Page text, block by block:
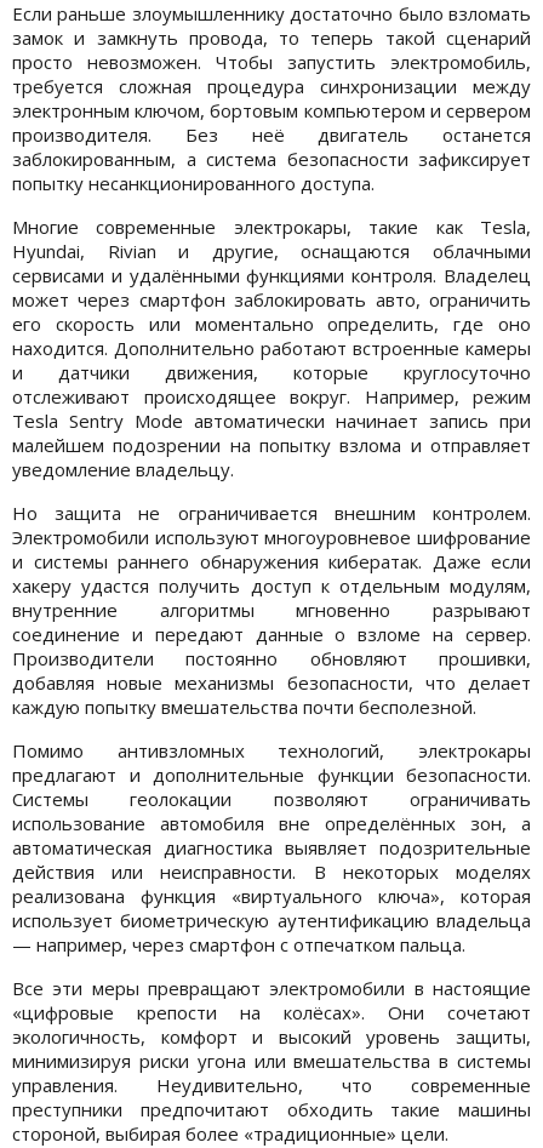
Если раньше злоумышленнику достаточно было взломать
замок и замкнуть провода, то теперь такой сценарий
просто невозможен. Чтобы запустить электромобиль,
требуется сложная процедура синхронизации между
электронным ключом, бортовым компьютером и сервером
производителя. Без неё двигатель останется
заблокированным, а система безопасности зафиксирует
попытку несанкционированного доступа.
Многие современные электрокары, такие как Tesla,
Hyundai, Rivian и другие, оснащаются облачными
сервисами и удалёнными функциями контроля. Владелец
может через смартфон заблокировать авто, ограничить
его скорость или моментально определить, где оно
находится. Дополнительно работают встроенные камеры
и датчики движения, которые круглосуточно
отслеживают происходящее вокруг. Например, режим
Tesla Sentry Mode автоматически начинает запись при
малейшем подозрении на попытку взлома и отправляет
уведомление владельцу.
Но защита не ограничивается внешним контролем.
Электромобили используют многоуровневое шифрование
и системы раннего обнаружения кибератак. Даже если
хакеру удастся получить доступ к отдельным модулям,
внутренние алгоритмы мгновенно разрывают
соединение и передают данные о взломе на сервер.
Производители постоянно обновляют прошивки,
добавляя новые механизмы безопасности, что делает
каждую попытку вмешательства почти бесполезной.
Помимо антивзломных технологий, электрокары
предлагают и дополнительные функции безопасности.
Системы геолокации позволяют ограничивать
использование автомобиля вне определённых зон, а
автоматическая диагностика выявляет подозрительные
действия или неисправности. В некоторых моделях
реализована функция «виртуального ключа», которая
использует биометрическую аутентификацию владельца
— например, через смартфон с отпечатком пальца.
Все эти меры превращают электромобили в настоящие
«цифровые крепости на колёсах». Они сочетают
экологичность, комфорт и высокий уровень защиты,
минимизируя риски угона или вмешательства в системы
управления. Неудивительно, что современные
преступники предпочитают обходить такие машины
стороной, выбирая более «традиционные» цели.